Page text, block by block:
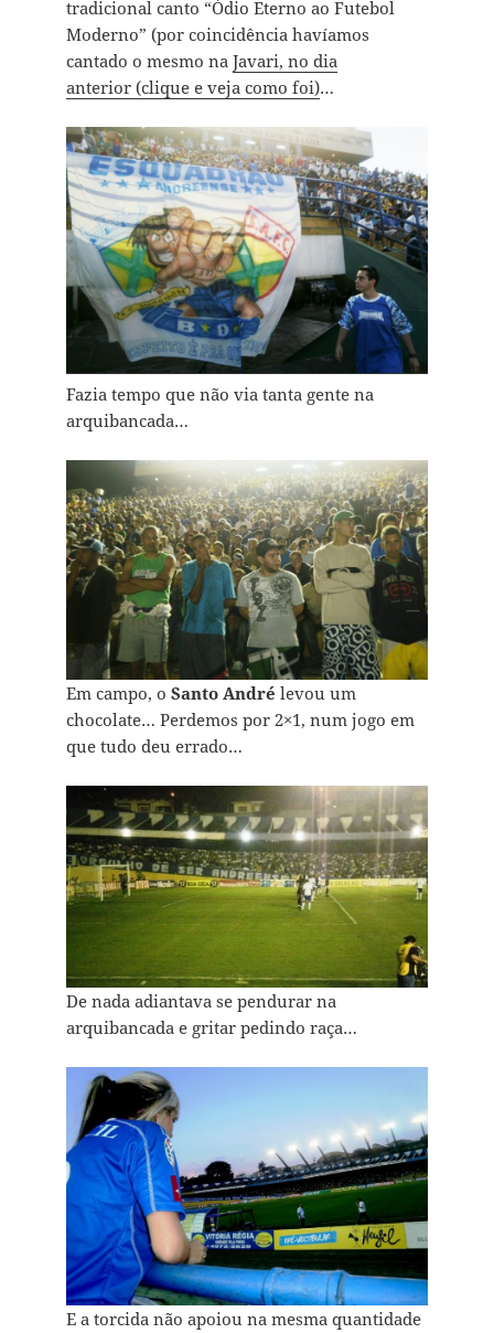
tradicional canto “Ódio Eterno ao Futebol
Moderno” (por coincidência havíamos
cantado o mesmo na Javari, no dia
anterior (clique e veja como foi)…
Fazia tempo que não via tanta gente na
arquibancada…
Em campo, o Santo André levou um
chocolate… Perdemos por 2×1, num jogo em
que tudo deu errado…
De nada adiantava se pendurar na
arquibancada e gritar pedindo raça…
E a torcida não apoiou na mesma quantidade